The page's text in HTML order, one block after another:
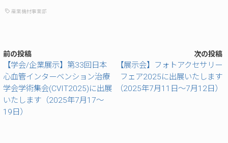
産業機材事業部
前の投稿
【学会/企業展示】第33回日本
心血管インターベンション治療
学会学術集会(CVIT2025)に出展
いたします（2025年7月17～
19日）
次の投稿
【展示会】フォトアクセサリー
フェア2025に出展いたします
（2025年7月11日～7月12日）